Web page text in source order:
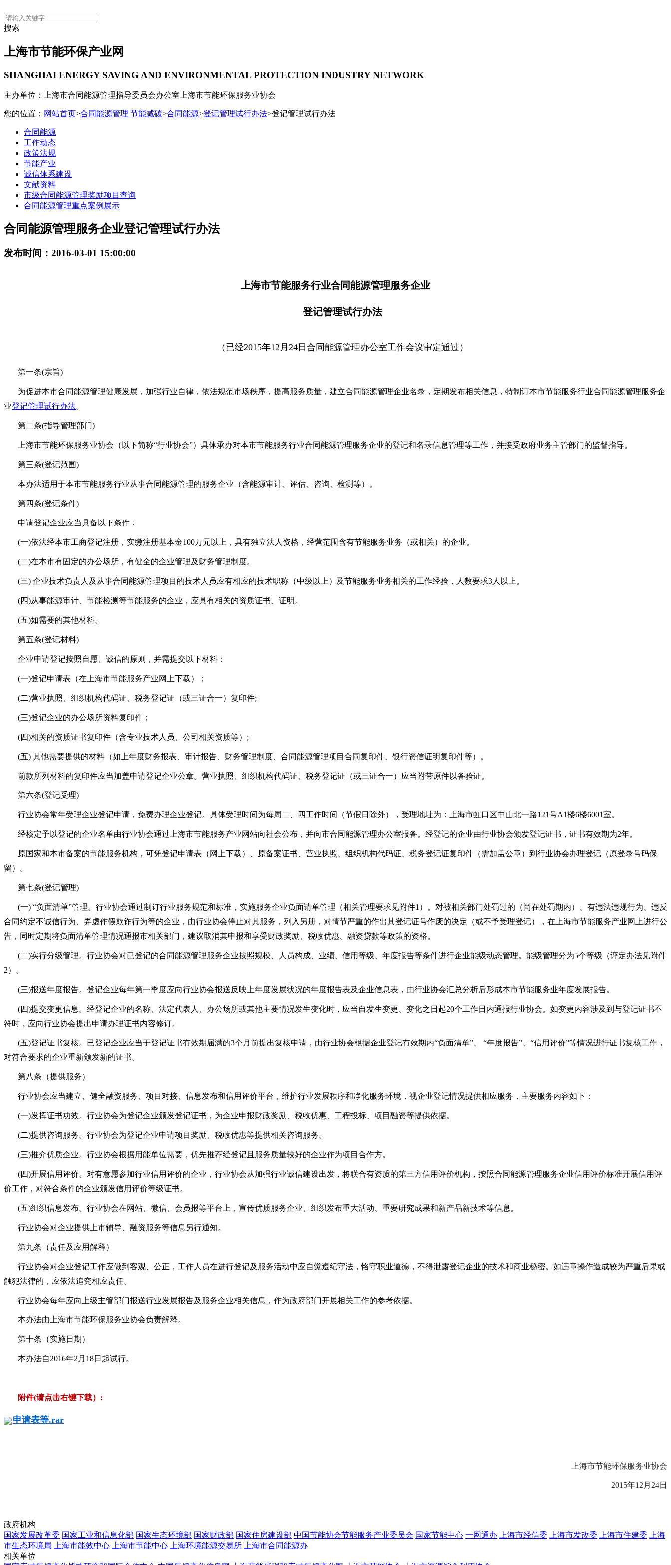
搜索
上海市节能环保产业网
SHANGHAI ENERGY SAVING AND ENVIRONMENTAL PROTECTION INDUSTRY NETWORK
主办单位：上海市合同能源管理指导委员会办公室 上海市节能环保服务业协会
您的位置： 网站首页>合同能源管理 节能减碳>合同能源>登记管理试行办法>登记管理试行办法
合同能源
工作动态
政策法规
节能产业
诚信体系建设
文献资料
市级合同能源管理奖励项目查询
合同能源管理重点案例展示
合同能源管理服务企业登记管理试行办法
发布时间：2016-03-01 15:00:00
上海市节能服务行业合同能源管理服务企业
登记管理试行办法
（已经2015年12月24日合同能源管理办公室工作会议审定通过）
第一条(宗旨)
为促进本市合同能源管理健康发展，加强行业自律，依法规范市场秩序，提高服务质量，建立合同能源管理企业名录，定期发布相关信息，特制订本市节能服务行业合同能源管理服务企
业登记管理试行办法。
第二条(指导管理部门)
上海市节能环保服务业协会（以下简称“行业协会”）具体承办对本市节能服务行业合同能源管理服务企业的登记和名录信息管理等工作，并接受政府业务主管部门的监督指导。
第三条(登记范围)
本办法适用于本市节能服务行业从事合同能源管理的服务企业（含能源审计、评估、咨询、检测等）。
第四条(登记条件)
申请登记企业应当具备以下条件：
(一)依法经本市工商登记注册，实缴注册基本金100万元以上，具有独立法人资格，经营范围含有节能服务业务（或相关）的企业。
(二)在本市有固定的办公场所，有健全的企业管理及财务管理制度。
(三) 企业技术负责人及从事合同能源管理项目的技术人员应有相应的技术职称（中级以上）及节能服务业务相关的工作经验，人数要求3人以上。
(四)从事能源审计、节能检测等节能服务的企业，应具有相关的资质证书、证明。
(五)如需要的其他材料。
第五条(登记材料)
企业申请登记按照自愿、诚信的原则，并需提交以下材料：
(一)登记申请表（在上海市节能服务产业网上下载）；
(二)营业执照、组织机构代码证、税务登记证（或三证合一）复印件;
(三)登记企业的办公场所资料复印件；
(四)相关的资质证书复印件（含专业技术人员、公司相关资质等）;
(五) 其他需要提供的材料（如上年度财务报表、审计报告、财务管理制度、合同能源管理项目合同复印件、银行资信证明复印件等）。
前款所列材料的复印件应当加盖申请登记企业公章。营业执照、组织机构代码证、税务登记证（或三证合一）应当附带原件以备验证。
第六条(登记受理)
行业协会常年受理企业登记申请，免费办理企业登记。具体受理时间为每周二、四工作时间（节假日除外），受理地址为：上海市虹口区中山北一路121号A1楼6楼6001室。
经核定予以登记的企业名单由行业协会通过上海市节能服务产业网站向社会公布，并向市合同能源管理办公室报备。经登记的企业由行业协会颁发登记证书，证书有效期为2年。
原国家和本市备案的节能服务机构，可凭登记申请表（网上下载）、原备案证书、营业执照、组织机构代码证、税务登记证复印件（需加盖公章）到行业协会办理登记（原登录号码保
留）。
第七条(登记管理)
(一) “负面清单”管理。行业协会通过制订行业服务规范和标准，实施服务企业负面请单管理（相关管理要求见附件1）。对被相关部门处罚过的（尚在处罚期内）、有违法违规行为、违反
合同约定不诚信行为、弄虚作假欺诈行为等的企业，由行业协会停止对其服务，列入另册，对情节严重的作出其登记证号作废的决定（或不予受理登记），在上海市节能服务产业网上进行公
告，同时定期将负面清单管理情况通报市相关部门，建议取消其申报和享受财政奖励、税收优惠、融资贷款等政策的资格。
(二)实行分级管理。行业协会对已登记的合同能源管理服务企业按照规模、人员构成、业绩、信用等级、年度报告等条件进行企业能级动态管理。能级管理分为5个等级（评定办法见附件
2）。
(三)报送年度报告。登记企业每年第一季度应向行业协会报送反映上年度发展状况的年度报告表及企业信息表，由行业协会汇总分析后形成本市节能服务业年度发展报告。
(四)提交变更信息。经登记企业的名称、法定代表人、办公场所或其他主要情况发生变化时，应当自发生变更、变化之日起20个工作日内通报行业协会。如变更内容涉及到与登记证书不
符时，应向行业协会提出申请办理证书内容修订。
(五)登记证书复核。已登记企业应当于登记证书有效期届满的3个月前提出复核申请，由行业协会根据企业登记有效期内“负面清单”、 “年度报告”、“信用评价”等情况进行证书复核工作，
对符合要求的企业重新颁发新的证书。
第八条（提供服务）
行业协会应当建立、健全融资服务、项目对接、信息发布和信用评价平台，维护行业发展秩序和净化服务环境，视企业登记情况提供相应服务，主要服务内容如下：
(一)发挥证书功效。行业协会为登记企业颁发登记证书，为企业申报财政奖励、税收优惠、工程投标、项目融资等提供依据。
(二)提供咨询服务。行业协会为登记企业申请项目奖励、税收优惠等提供相关咨询服务。
(三)推介优质企业。行业协会根据用能单位需要，优先推荐经登记且服务质量较好的企业作为项目合作方。
(四)开展信用评价。对有意愿参加行业信用评价的企业，行业协会从加强行业诚信建设出发，将联合有资质的第三方信用评价机构，按照合同能源管理服务企业信用评价标准开展信用评
价工作，对符合条件的企业颁发信用评价等级证书。
(五)组织信息发布。行业协会在网站、微信、会员报等平台上，宣传优质服务企业、组织发布重大活动、重要研究成果和新产品新技术等信息。
行业协会对企业提供上市辅导、融资服务等信息另行通知。
第九条（责任及应用解释）
行业协会对企业登记工作应做到客观、公正，工作人员在进行登记及服务活动中应自觉遵纪守法，恪守职业道德，不得泄露登记企业的技术和商业秘密。如违章操作造成较为严重后果或
触犯法律的，应依法追究相应责任。
行业协会每年应向上级主管部门报送行业发展报告及服务企业相关信息，作为政府部门开展相关工作的参考依据。
本办法由上海市节能环保服务业协会负责解释。
第十条（实施日期）
本办法自2016年2月18日起试行。
附件(请点击右键下载）:
申请表等.rar
上海市节能环保服务业协会
2015年12月24日
政府机构
国家发展改革委 国家工业和信息化部 国家生态环境部 国家财政部 国家住房建设部 中国节能协会节能服务产业委员会 国家节能中心 一网通办 上海市经信委 上海市发改委 上海市住建委
上海
市生态环境局
上海市能效中心 上海市节能中心 上海环境能源交易所
上海市合同能源办
相关单位